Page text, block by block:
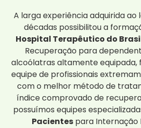
A larga experiência adquirida ao
décadas possibilitou a
Hospital Terapêutico do
Recuperação para
alcoólatras altamente equipada,
equipe de profissionais
com o melhor método de
índice comprovado de
possuímos equipes
Pacientes para Internação